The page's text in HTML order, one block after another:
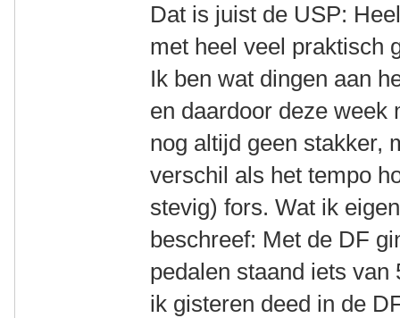
Dat is juist de USP:
met heel veel praktisch
Ik ben wat dingen aan
en daardoor deze week
nog altijd geen stakker,
verschil als het tempo
stevig) fors. Wat ik
beschreef: Met de DF
pedalen staand iets
ik gisteren deed in de